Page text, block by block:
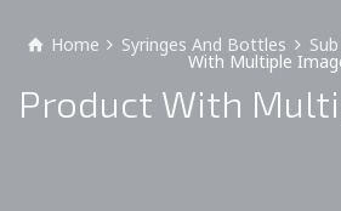
Home Syringes And Bottles
With Multiple
Product With